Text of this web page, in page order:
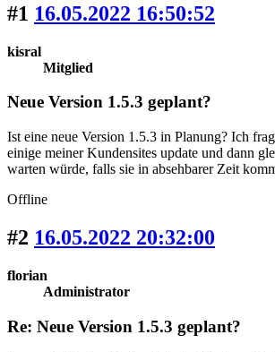
#1 16.05.2022 16:50:52
kisral
Mitglied
Neue Version 1.5.3 geplant?
Ist eine neue Version 1.5.3 in Planung? Ich
einige meiner Kundensites update und dann
warten würde, falls sie in absehbarer Zeit
Offline
#2 16.05.2022 20:32:00
florian
Administrator
Re: Neue Version 1.5.3 geplant?